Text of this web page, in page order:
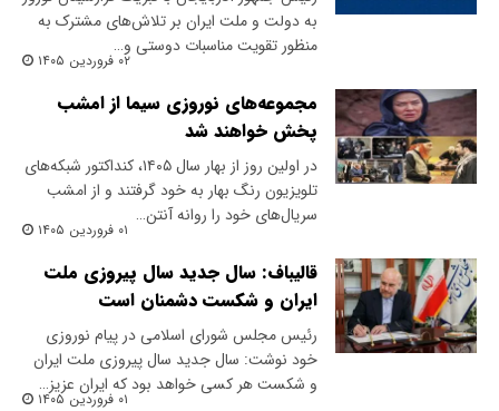
به دولت و ملت ایران بر تلاش‌های مشترک به
منظور تقویت مناسبات دوستی و…
۰۲ فروردین ۱۴۰۵
مجموعه‌های نوروزی سیما از امشب
پخش خواهند شد
در اولین روز از بهار سال ۱۴۰۵، کنداکتور شبکه‌های
تلویزیون رنگ بهار به خود گرفتند و از امشب
سریال‌های خود را روانه آنتن…
۰۱ فروردین ۱۴۰۵
قالیباف: سال جدید سال پیروزی ملت
ایران و شکست دشمنان است
رئیس مجلس شورای اسلامی در پیام‌ نوروزی
خود نوشت: سال جدید سال پیروزی ملت ایران
و شکست هر کسی خواهد بود که ایران عزیز…
۰۱ فروردین ۱۴۰۵